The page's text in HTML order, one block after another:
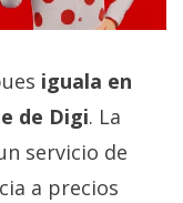
iguala en
de Digi. La
servicio de
a precios